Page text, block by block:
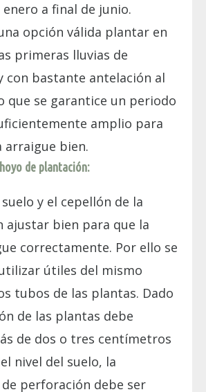
a final de junio.
opción válida plantar en
primeras lluvias de
con bastante antelación al
que se garantice un periodo
amplio para
arraigue bien.
de plantación:
y el cepellón de la
ajustar bien para que la
correctamente. Por ello se
útiles del mismo
tubos de las plantas. Dado
de las plantas debe
de dos o tres centímetros
nivel del suelo, la
perforación debe ser